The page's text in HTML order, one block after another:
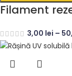
Filament
3,00 lei –